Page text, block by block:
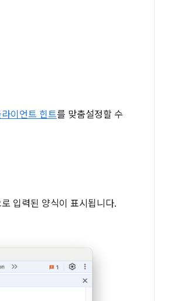
이언트 힌트를 맞춤설정할 수
입력된 양식이 표시됩니다.